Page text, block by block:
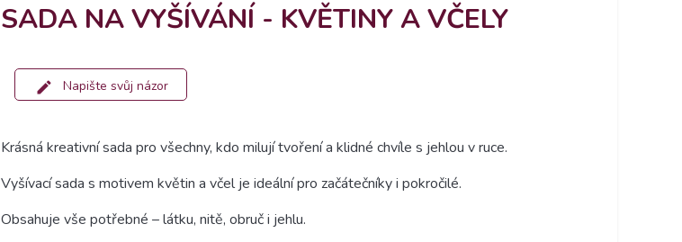
SADA NA VYŠÍVÁNÍ - KVĚTINY A VČELY
Napište svůj názor
Krásná kreativní sada pro všechny, kdo milují tvoření a klidné chvíle s jehlou v ruce.
Vyšívací sada s motivem květin a včel je ideální pro začátečníky i pokročilé.
Obsahuje vše potřebné – látku, nitě, obruč i jehlu.